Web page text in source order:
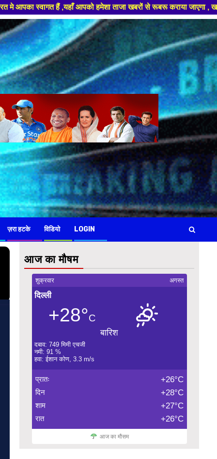
आपको हमेशा ताजा खबरों से रूबरू कराया जाएगा , खबर ओर विज्ञापन के
ज़रा हटके विडियो LOGIN
आज का मौषम
शुक्रवार अगस्त
दिल्ली
+28°C
बारिश
दबाव: 749 मिमी एचजी
नमी: 91 %
हवा: ईशान कोण, 3.3 m/s
प्रातः +26°C
दिन +28°C
शाम +27°C
रात +26°C
आज का मौसम